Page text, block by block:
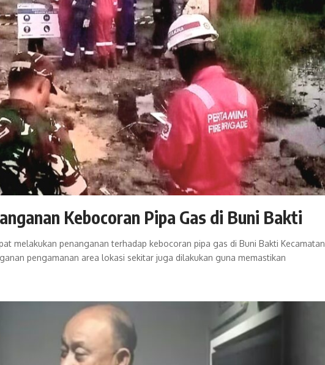
Kebocoran Pipa Gas di Buni Bakti
melakukan penanganan terhadap kebocoran pipa gas di Buni Bakti Kecamatan
pengamanan area lokasi sekitar juga dilakukan guna memastikan